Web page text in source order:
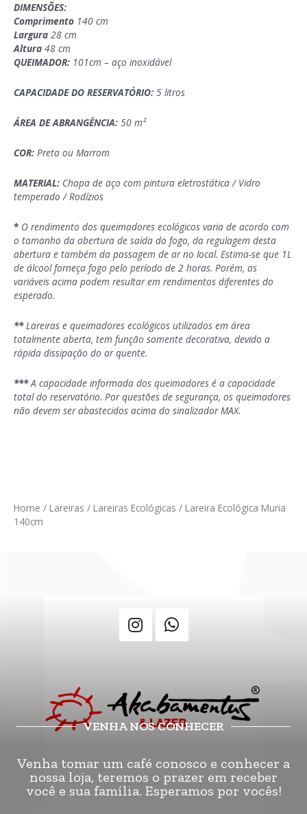
DIMENSÕES:
Comprimento 140 cm
Largura 28 cm
Altura 48 cm
QUEIMADOR: 101cm – aço inoxidável
CAPACIDADE DO RESERVATÓRIO: 5 litros
ÁREA DE ABRANGÊNCIA: 50 m²
COR: Preta ou Marrom
MATERIAL: Chapa de aço com pintura eletrostática / Vidro
temperado / Rodízios
* O rendimento dos queimadores ecológicos varia de acordo com
o tamanho da abertura de saída do fogo, da regulagem desta
abertura e também da passagem de ar no local. Estima-se que 1L
de álcool forneça fogo pelo período de 2 horas. Porém, as
variáveis acima podem resultar em rendimentos diferentes do
esperado.
**Lareiras e queimadores ecológicos utilizados em área
totalmente aberta, tem função somente decorativa, devido a
rápida dissipação do ar quente.
***A capacidade informada dos queimadores é a capacidade
total do reservatório. Por questões de segurança, os queimadores
não devem ser abastecidos acima do sinalizador MAX.
Home / Lareiras / Lareiras Ecológicas / Lareira Ecológica Muria
140cm
VENHA NOS CONHECER
Venha tomar um café conosco e conhecer a
nossa loja, teremos o prazer em receber
você e sua família. Esperamos por vocês!